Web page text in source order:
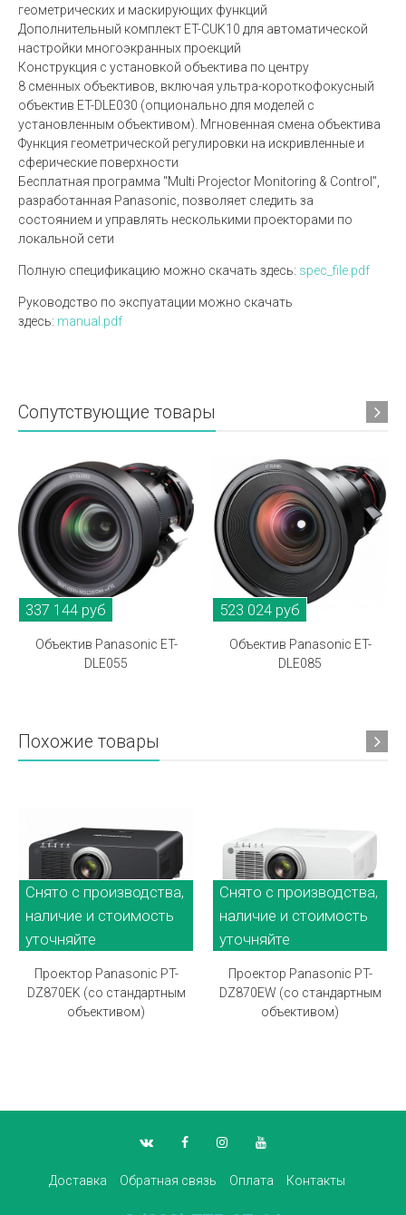
геометрических и маскирующих функций
Дополнительный комплект ET-CUK10 для автоматической
настройки многоэкранных проекций
Конструкция с установкой объектива по центру
8 сменных объективов, включая ультра-короткофокусный
объектив ET-DLE030 (опционально для моделей с
установленным объективом). Мгновенная смена объектива
Функция геометрической регулировки на искривленные и
сферические поверхности
Бесплатная программа "Multi Projector Monitoring & Control",
разработанная Panasonic, позволяет следить за
состоянием и управлять несколькими проекторами по
локальной сети
Полную спецификацию можно скачать здесь: spec_file.pdf
Руководство по экспуатации можно скачать
здесь: manual.pdf
Сопутствующие товары
337 144 руб
Объектив Panasonic ET-
DLE055
523 024 руб
Объектив Panasonic ET-
DLE085
Похожие товары
Снято с производства,
наличие и стоимость
уточняйте
Проектор Panasonic PT-
DZ870EK (со стандартным
объективом)
Снято с производства,
наличие и стоимость
уточняйте
Проектор Panasonic PT-
DZ870EW (со стандартным
объективом)
Доставка Обратная связь Оплата Контакты